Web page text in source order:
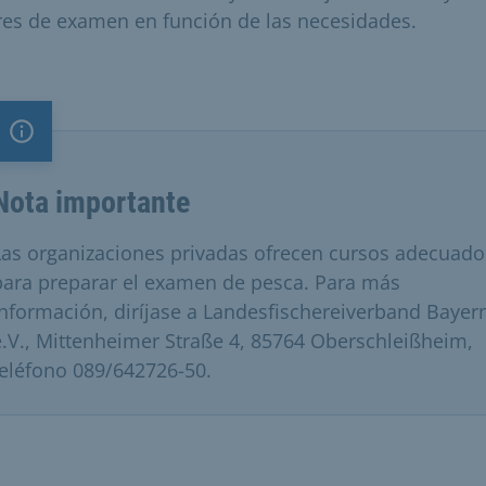
de examen en función de las necesidades.
Nota importante
importante
organizaciones privadas ofrecen cursos
preparar el examen de pesca. Para más
diríjase a Landesfischereiverband
Mittenheimer Straße 4, 85764 Oberschleißheim,
089/642726-50.